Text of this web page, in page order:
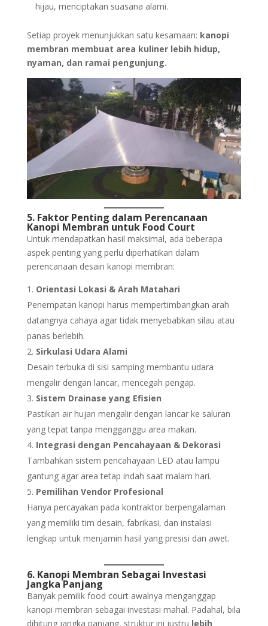
hijau, menciptakan suasana alami.
Setiap proyek menunjukkan satu kesamaan: kanopi
membran membuat area kuliner lebih hidup,
nyaman, dan ramai pengunjung.
5. Faktor Penting dalam Perencanaan
Kanopi Membran untuk Food Court
Untuk mendapatkan hasil maksimal, ada beberapa
aspek penting yang perlu diperhatikan dalam
perencanaan desain kanopi membran:
Orientasi Lokasi & Arah Matahari
Penempatan kanopi harus mempertimbangkan arah
datangnya cahaya agar tidak menyebabkan silau atau
panas berlebih.
Sirkulasi Udara Alami
Desain terbuka di sisi samping membantu udara
mengalir dengan lancar, mencegah pengap.
Sistem Drainase yang Efisien
Pastikan air hujan mengalir dengan lancar ke saluran
yang tepat tanpa mengganggu area makan.
Integrasi dengan Pencahayaan & Dekorasi
Tambahkan sistem pencahayaan LED atau lampu
gantung agar area tetap indah saat malam hari.
Pemilihan Vendor Profesional
Hanya percayakan pada kontraktor berpengalaman
yang memiliki tim desain, fabrikasi, dan instalasi
lengkap untuk menjamin hasil yang presisi dan awet.
6. Kanopi Membran Sebagai Investasi
Jangka Panjang
Banyak pemilik food court awalnya menganggap
kanopi membran sebagai investasi mahal. Padahal, bila
dihitung jangka panjang, struktur ini justru lebih